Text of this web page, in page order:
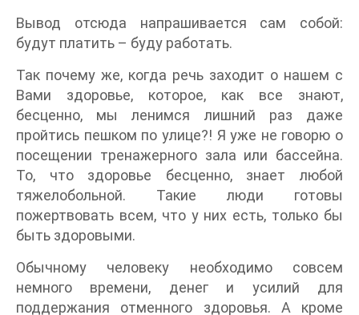
Вывод отсюда напрашивается сам собой:
будут платить – буду работать.
Так почему же, когда речь заходит о нашем с
Вами здоровье, которое, как все знают,
бесценно, мы ленимся лишний раз даже
пройтись пешком по улице?! Я уже не говорю о
посещении тренажерного зала или бассейна.
То, что здоровье бесценно, знает любой
тяжелобольной. Такие люди готовы
пожертвовать всем, что у них есть, только бы
быть здоровыми.
Обычному человеку необходимо совсем
немного времени, денег и усилий для
поддержания отменного здоровья. А кроме